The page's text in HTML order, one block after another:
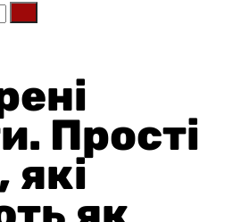
Прості
які